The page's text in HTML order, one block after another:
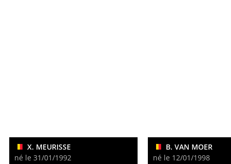
X. MEURISSE
né le 31/01/1992
B. VAN MOER
né le 12/01/1998